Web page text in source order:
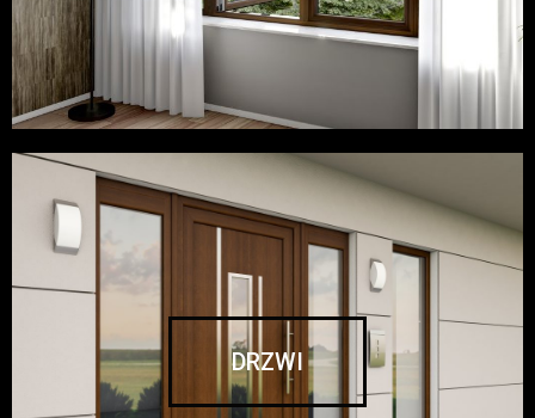
DRZWI